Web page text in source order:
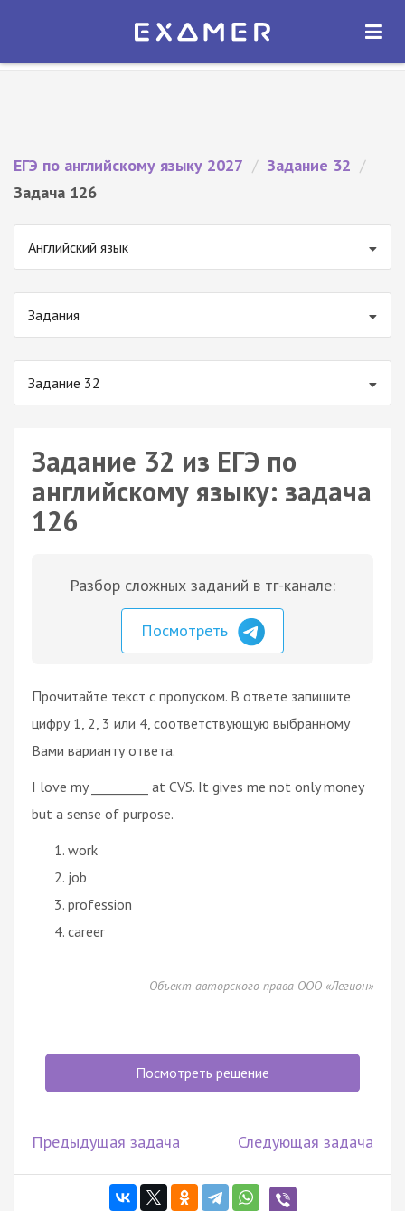
Экзамер — ЕГЭ 2027
ОТКРЫТЬ
ЕГЭ по английскому языку 2027 / Задание 32 /
Задача 126
Английский язык
Задания
Задание 32
Задание 32 из ЕГЭ по
английскому языку: задача
126
Разбор сложных заданий в тг-канале:
Посмотреть
Прочитайте текст с пропуском. В ответе запишите
цифру 1, 2, 3 или 4, соответствующую выбранному
Вами варианту ответа.
I love my _________ at CVS. It gives me not only money
but a sense of purpose.
work
job
profession
career
Объект авторского права ООО «Легион»
Посмотреть решение
Предыдущая задача Следующая задача